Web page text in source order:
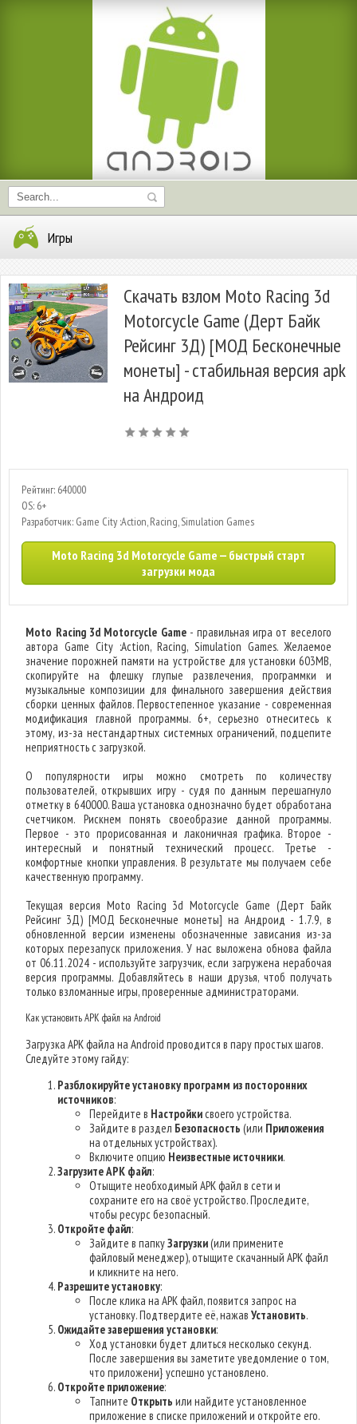
Игры
Скачать взлом Moto Racing 3d
Motorcycle Game (Дерт Байк
Рейсинг 3Д) [МОД Бесконечные
монеты] - стабильная версия apk
на Андроид
Рейтинг: 640000
OS: 6+
Разработчик: Game City :Action, Racing, Simulation Games
Moto Racing 3d Motorcycle Game — быстрый старт
загрузки мода
Moto Racing 3d Motorcycle Game- правильная игра от веселого
автора Game City :Action, Racing, Simulation Games. Желаемое
значение порожней памяти на устройстве для установки 603MB,
скопируйте на флешку глупые развлечения, программки и
музыкальные композиции для финального завершения действия
сборки ценных файлов. Первостепенное указание - современная
модификация главной программы. 6+, серьезно отнеситесь к
этому, из-за нестандартных системных ограничений, подцепите
неприятность с загрузкой.
О популярности игры можно смотреть по количеству
пользователей, открывших игру - судя по данным перешагнуло
отметку в 640000. Ваша установка однозначно будет обработана
счетчиком. Рискнем понять своеобразие данной программы.
Первое - это прорисованная и лаконичная графика. Второе -
интересный и понятный технический процесс. Третье -
комфортные кнопки управления. В результате мы получаем себе
качественную программу.
Текущая версия Moto Racing 3d Motorcycle Game (Дерт Байк
Рейсинг 3Д) [МОД Бесконечные монеты] на Андроид - 1.7.9, в
обновленной версии изменены обозначенные зависания из-за
которых перезапуск приложения. У нас выложена обнова файла
от 06.11.2024 - используйте загрузчик, если загружена нерабочая
версия программы. Добавляйтесь в наши друзья, чтоб получать
только взломанные игры, проверенные администраторами.
Как установить APK файл на Android
Загрузка APK файла на Android проводится в пару простых шагов.
Следуйте этому гайду:
Разблокируйте установку программ из посторонних
источников:
Перейдите в Настройкисвоего устройства.
Зайдите в раздел Безопасность (или Приложения
на отдельных устройствах).
Включите опцию Неизвестные источники.
Загрузите APK файл:
Отыщите необходимый APK файл в сети и
сохраните его на своё устройство. Проследите,
чтобы ресурс безопасный.
Откройте файл:
Зайдите в папкуЗагрузки(или примените
файловый менеджер), отыщите скачанный APK файл
и кликните на него.
Разрешите установку:
После клика на APK файл, появится запрос на
установку. Подтвердите её, нажавУстановить.
Ожидайте завершения установки:
Ход установки будет длиться несколько секунд.
После завершения вы заметите уведомление о том,
что приложени} успешно установлено.
Откройте приложение:
Тапните Открыть или найдите установленное
приложение в списке приложений и откройте его.